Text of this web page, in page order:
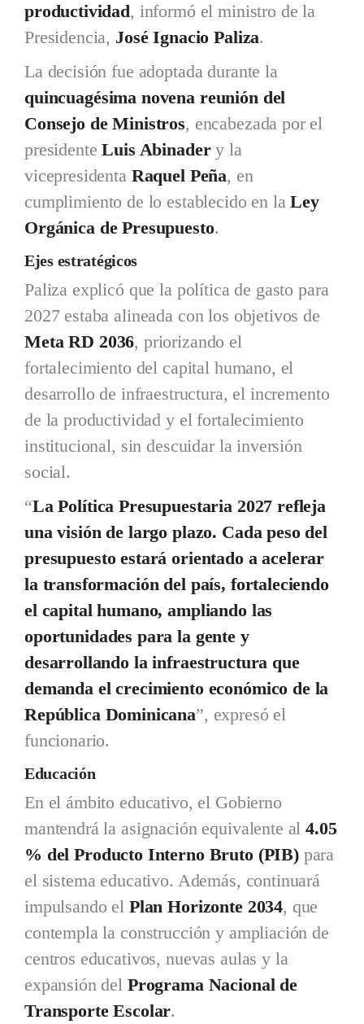
productividad, informó el ministro de la
Presidencia, José Ignacio Paliza.
La decisión fue adoptada durante la
quincuagésima novena reunión del
Consejo de Ministros, encabezada por el
presidenteLuis Abinadery la
vicepresidenta Raquel Peña, en
cumplimiento de lo establecido en laLey
Orgánica de Presupuesto.
Ejes estratégicos
Paliza explicó que la política de gasto para
2027 estaba alineada con los objetivos de
Meta RD 2036, priorizando el
fortalecimiento del capital humano, el
desarrollo de infraestructura, el incremento
de la productividad y el fortalecimiento
institucional, sin descuidar la inversión
social.
“La Política Presupuestaria 2027 refleja
una visión de largo plazo. Cada peso del
presupuesto estará orientado a acelerar
la transformación del país, fortaleciendo
el capital humano, ampliando las
oportunidades para la gente y
desarrollando la infraestructura que
demanda el crecimiento económico de la
República Dominicana”, expresó el
funcionario.
Educación
En el ámbito educativo, el Gobierno
mantendrá la asignación equivalente al4.05
% del Producto Interno Bruto (PIB)para
el sistema educativo. Además, continuará
impulsando el Plan Horizonte 2034, que
contempla la construcción y ampliación de
centros educativos, nuevas aulas y la
expansión del Programa Nacional de
Transporte Escolar.